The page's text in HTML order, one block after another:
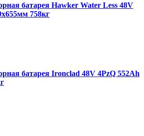
батарея Hawker Water Less 48V
758кг
батарея Ironclad 48V 4PzQ 552Ah